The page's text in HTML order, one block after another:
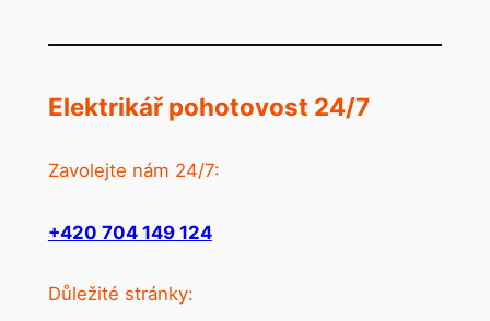
Elektrikář pohotovost 24/7
Zavolejte nám 24/7:
+420 704 149 124
Důležité stránky: